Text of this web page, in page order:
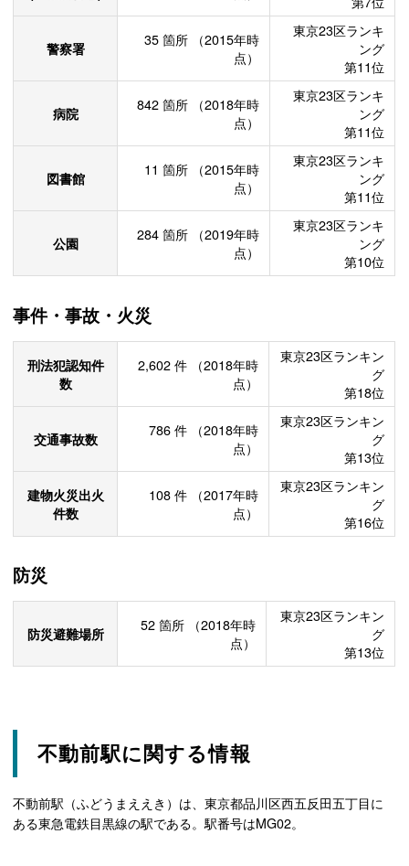
警察署 35 箇所
（2015年時
点）
東京23区ランキ
ング
第11位
病院 842 箇所
（2018年時
点）
東京23区ランキ
ング
第11位
図書館 11 箇所
（2015年時
点）
東京23区ランキ
ング
第11位
公園 284 箇所
（2019年時
点）
東京23区ランキ
ング
第10位
事件・事故・火災
刑法犯認知件
数
2,602 件
（2018年時
点）
東京23区ランキン
グ
第18位
交通事故数 786 件
（2018年時
点）
東京23区ランキン
グ
第13位
建物火災出火
件数
108 件
（2017年時
点）
東京23区ランキン
グ
第16位
防災
防災避難場所 52 箇所
（2018年時
点）
東京23区ランキン
グ
第13位
不動前駅に関する情報
不動前駅（ふどうまええき）は、東京都品川区西五反田五丁目に
ある東急電鉄目黒線の駅である。駅番号はMG02。